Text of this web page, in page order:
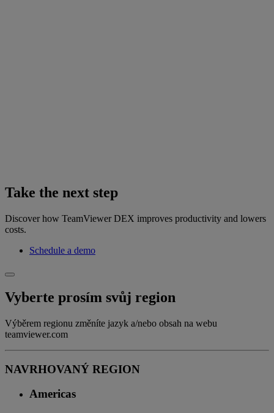
Take the next step
Discover how TeamViewer DEX improves productivity and lowers
costs.
Schedule a demo
Vyberte prosím svůj region
Výběrem regionu změníte jazyk a/nebo obsah na webu
teamviewer.com
NAVRHOVANÝ REGION
Americas